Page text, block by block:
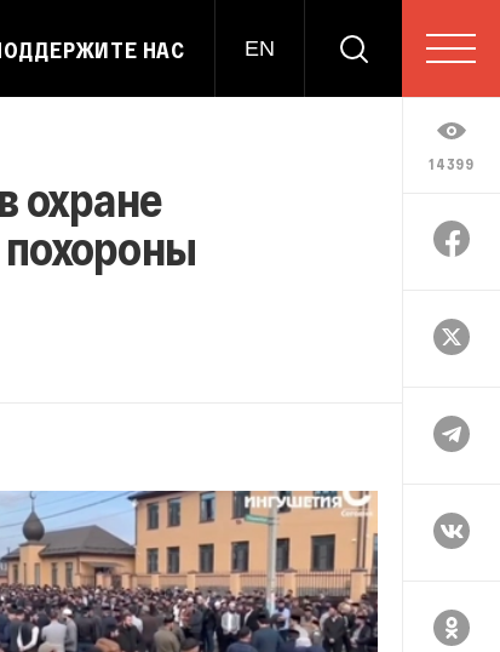
НАС EN
14399
охране